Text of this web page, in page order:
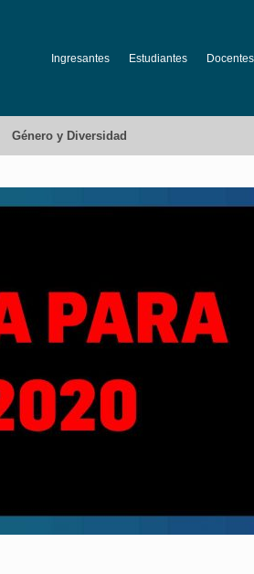
Ingresantes Estudiantes Docentes
Género y Diversidad